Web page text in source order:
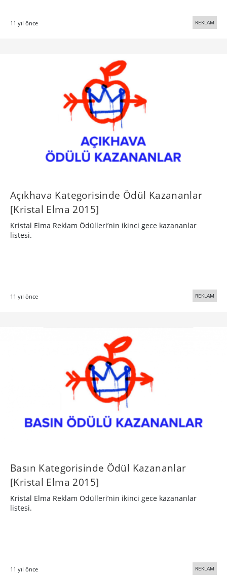
11 yıl önce REKLAM
Açıkhava Kategorisinde Ödül Kazananlar
[Kristal Elma 2015]
Kristal Elma Reklam Ödülleri’nin ikinci gece kazananlar
listesi.
11 yıl önce REKLAM
Basın Kategorisinde Ödül Kazananlar
[Kristal Elma 2015]
Kristal Elma Reklam Ödülleri’nin ikinci gece kazananlar
listesi.
11 yıl önce REKLAM